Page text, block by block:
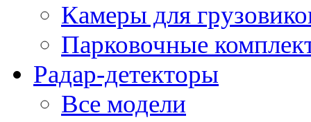
Камеры для
Парковочные
Радар-детекторы
Все модели